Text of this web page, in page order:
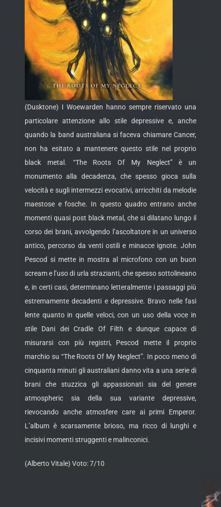
(Dusktone) I Woewarden hanno sempre riservato una
particolare attenzione allo stile depressive e, anche
quando la band australiana si faceva chiamare Cancer,
non ha esitato a mantenere questo stile nel proprio
black metal. “The Roots Of My Neglect” è un
monumento alla decadenza, che spesso gioca sulla
velocità e sugli intermezzi evocativi, arricchiti da melodie
maestose e fosche. In questo quadro entrano anche
momenti quasi post black metal, che si dilatano lungo il
corso dei brani, avvolgendo l’ascoltatore in un universo
antico, percorso da venti ostili e minacce ignote. John
Pescod si mette in mostra al microfono con un buon
scream e l’uso di urla strazianti, che spesso sottolineano
e, in certi casi, determinano letteralmente i passaggi più
estremamente decadenti e depressive. Bravo nelle fasi
lente quanto in quelle veloci, con un uso della voce in
stile Dani dei Cradle Of Filth e dunque capace di
misurarsi con più registri, Pescod mette il proprio
marchio su “The Roots Of My Neglect”. In poco meno di
cinquanta minuti gli australiani danno vita a una serie di
brani che stuzzica gli appassionati sia del genere
atmospheric sia della sua variante depressive,
rievocando anche atmosfere care ai primi Emperor.
L’album è scarsamente brioso, ma ricco di lunghi e
incisivi momenti struggenti e malinconici.
(Alberto Vitale) Voto: 7/10